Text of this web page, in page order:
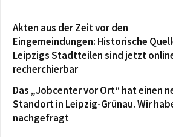
Akten aus der Zeit vor den
Eingemeindungen: Historische
Leipzigs Stadtteilen sind jetzt
recherchierbar
Das „Jobcenter vor Ort“ hat einen
Standort in Leipzig-Grünau. Wir
nachgefragt